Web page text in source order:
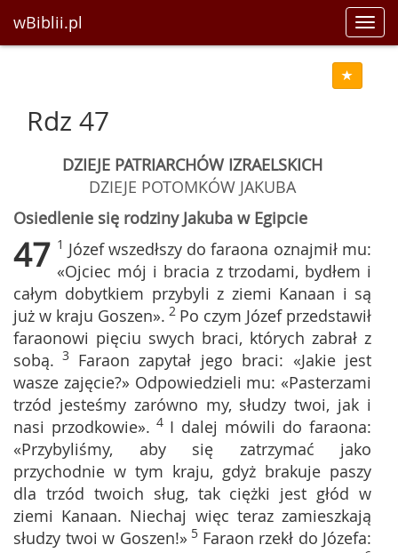
wBiblii.pl
Rdz 47
DZIEJE PATRIARCHÓW IZRAELSKICH
DZIEJE POTOMKÓW JAKUBA
Osiedlenie się rodziny Jakuba w Egipcie
47 1 Józef wszedłszy do faraona oznajmił mu:
«Ojciec mój i bracia z trzodami, bydłem i
całym dobytkiem przybyli z ziemi Kanaan i są
już w kraju Goszen». 2 Po czym Józef przedstawił
faraonowi pięciu swych braci, których zabrał z
sobą. 3 Faraon zapytał jego braci: «Jakie jest
wasze zajęcie?» Odpowiedzieli mu: «Pasterzami
trzód jesteśmy zarówno my, słudzy twoi, jak i
nasi przodkowie». 4 I dalej mówili do faraona:
«Przybyliśmy, aby się zatrzymać jako
przychodnie w tym kraju, gdyż brakuje paszy
dla trzód twoich sług, tak ciężki jest głód w
ziemi Kanaan. Niechaj więc teraz zamieszkają
słudzy twoi w Goszen!» 5 Faraon rzekł do Józefa: